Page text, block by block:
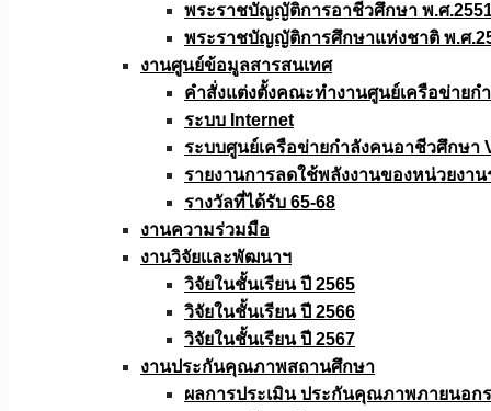
พระราชบัญญัติการอาชีวศึกษา พ.ศ
พระราชบัญญัติการศึกษาแห่งชาติ พ.ศ
งานศูนย์ข้อมูลสารสนเทศ
คำสั่งแต่งตั้งคณะทำงานศูนย์เครือข่าย
ระบบ Internet
ระบบศูนย์เครือข่ายกำลังคนอาชีวศึกษา
รายงานการลดใช้พลังงานของหน่วยงา
รางวัลที่ได้รับ 65-68
งานความร่วมมือ
งานวิจัยเเละพัฒนาฯ
วิจัยในชั้นเรียน ปี 2565
วิจัยในชั้นเรียน ปี 2566
วิจัยในชั้นเรียน ปี 2567
งานประกันคุณภาพสถานศึกษา
ผลการประเมิน ประกันคุณภาพภายนอก